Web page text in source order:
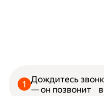
Дождитесь
— он позвонит в